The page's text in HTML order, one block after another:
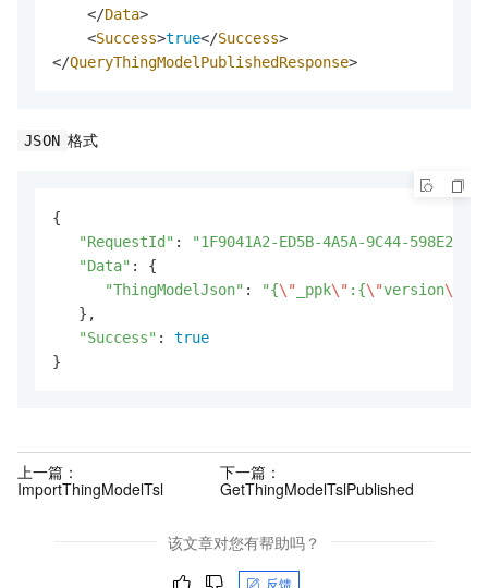
</Data>
<Success>true</Success>
</QueryThingModelPublishedResponse>
JSON 格式
{
"RequestId" :
"1F9041A2-ED5B-4A5A-9C44-
"Data" : {
"ThingModelJson" : "{\" _ppk\" :{\"version\"
   },
"Success" : true
}
上一篇：
ImportThingModelTsl
下一篇：
GetThingModelTslPublished
该文章对您有帮助吗？
反馈